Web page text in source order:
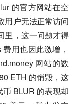
的官方网站在空
用户无法正常访问
里，这一问题才得
用也因此激增，
网站的数
ETH 的销毁，这
BLUR 的表现却